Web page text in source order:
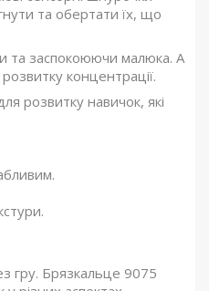
та обертати їх, що
та заспокоюючи малюка. А
концентрації.
розвитку навичок, які
гру. Брязкальце 9075